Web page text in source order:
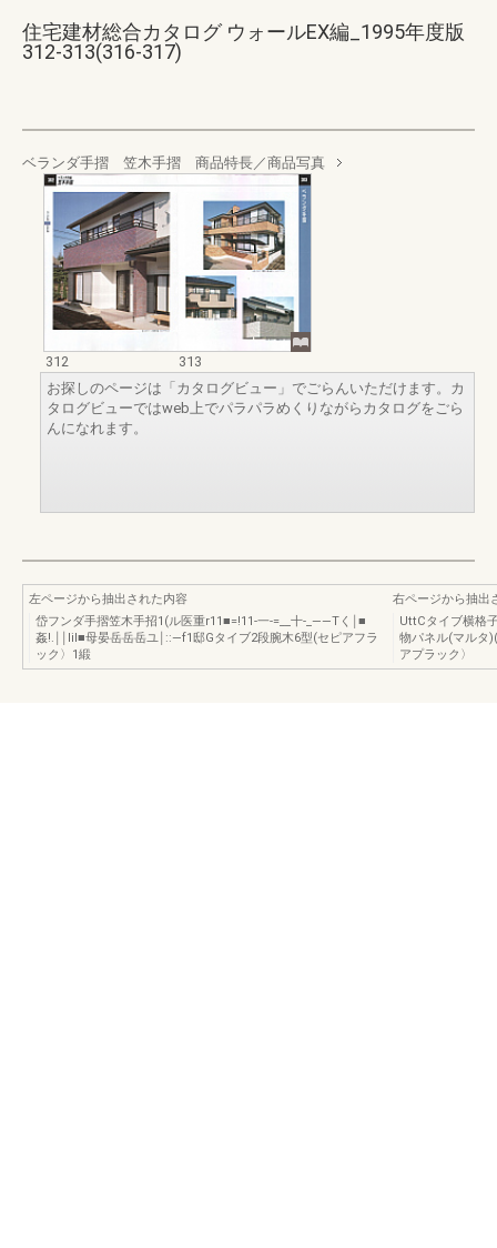
住宅建材総合カタログ ウォールEX編_1995年度版
312-313(316-317)
ベランダ手摺 笠木手摺 商品特長／商品写真
312
313
お探しのページは「カタログビュー」でごらんいただけます。カ
タログビューではweb上でパラパラめくりながらカタログをごら
んになれます。
左ページから抽出された内容
岱フンダ手摺笠木手招1(ル医重r11■=!11-一‐=__十‐_――Tく￨■
姦!.￨￨lil■母晏岳岳岳ユ￨::―f1邸Gタイブ2段腕木6型(セピアフラ
ック〉1緞
右ページから抽出
UttCタイブ横格
物パネル(マルタ
アプラック〉